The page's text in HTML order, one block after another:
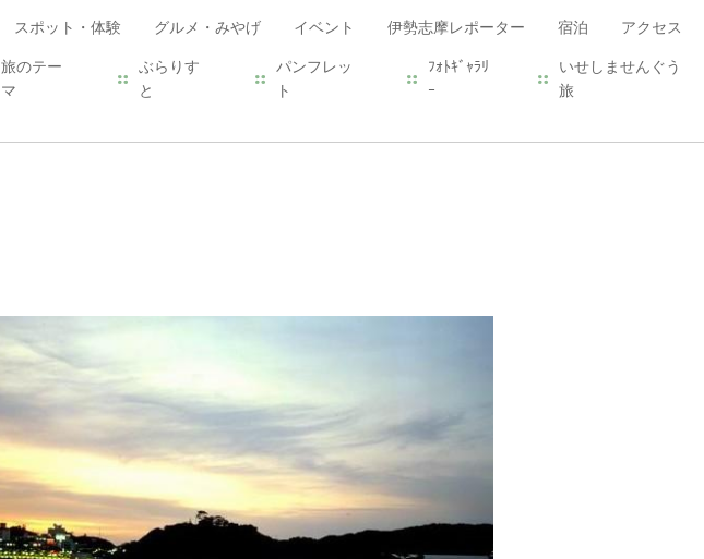
スポット・体験 グルメ・みやげ イベント 伊勢志摩レポーター 宿泊 アクセス
旅のテー
マ
ぶらりす
と
パンフレッ
ト
ﾌｫﾄｷﾞｬﾗﾘ
ｰ
いせしませんぐう
旅